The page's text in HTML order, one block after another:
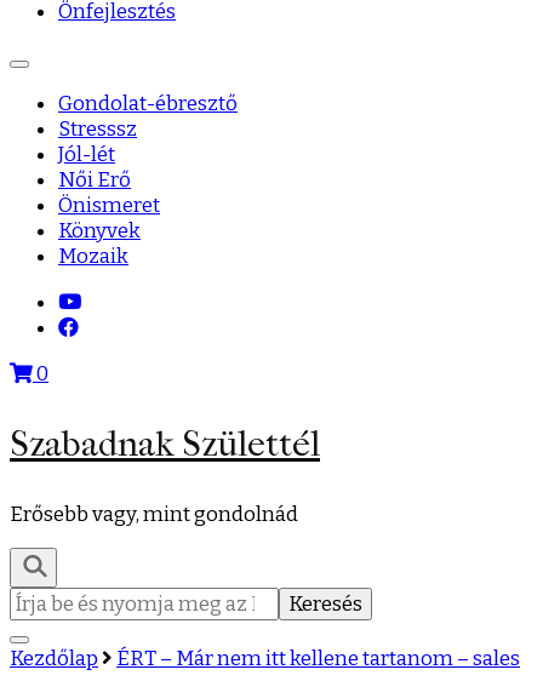
Önfejlesztés
Gondolat-ébresztő
Stresssz
Jól-lét
Női Erő
Önismeret
Könyvek
Mozaik
0
Szabadnak Születtél
Erősebb vagy, mint gondolnád
Keresés:
Kezdőlap ÉRT – Már nem itt kellene tartanom – sales